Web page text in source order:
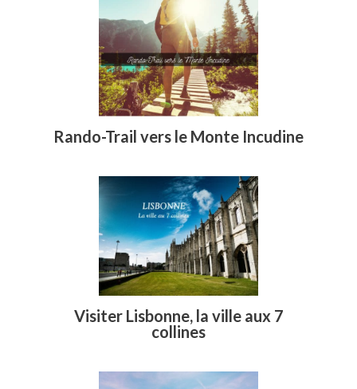
Rando-Trail vers le Monte Incudine
Visiter Lisbonne, la ville aux 7
collines